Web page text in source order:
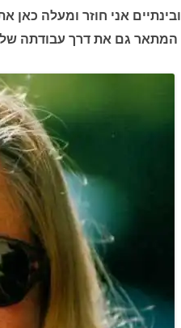
ובינתיים אני חוזר ומעלה
המתאר גם את דרך עבודתה של